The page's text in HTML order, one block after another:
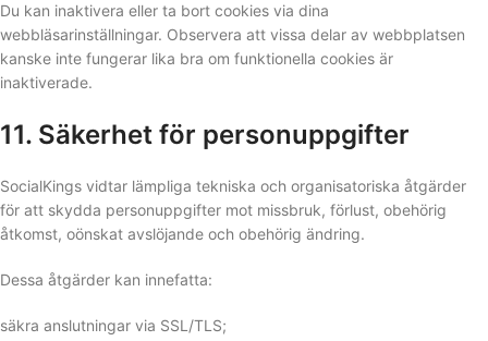
Du kan inaktivera eller ta bort cookies via dina
webbläsarinställningar. Observera att vissa delar av webbplatsen
kanske inte fungerar lika bra om funktionella cookies är
inaktiverade.
11. Säkerhet för personuppgifter
SocialKings vidtar lämpliga tekniska och organisatoriska åtgärder
för att skydda personuppgifter mot missbruk, förlust, obehörig
åtkomst, oönskat avslöjande och obehörig ändring.
Dessa åtgärder kan innefatta:
säkra anslutningar via SSL/TLS;